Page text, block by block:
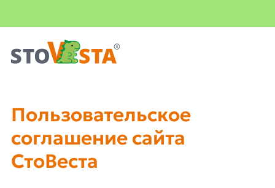
Пользовательское соглашение
Пользовательское
соглашение сайта
СтоВеста